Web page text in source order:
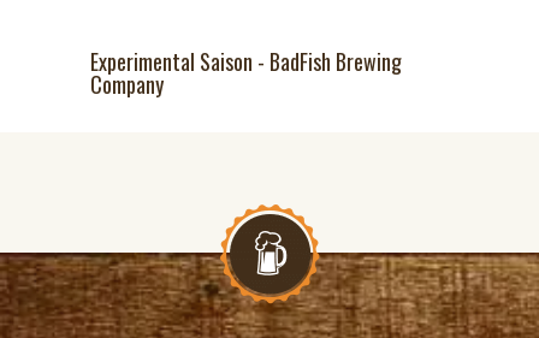
Experimental Saison - BadFish Brewing
Company